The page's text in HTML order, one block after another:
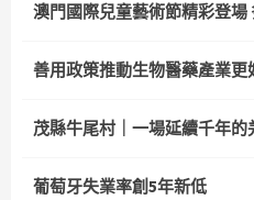
澳門國際兒童藝術節精彩登
善用政策推動生物醫藥產業更
茂縣牛尾村｜一場延續千年的
葡萄牙失業率創5年新低